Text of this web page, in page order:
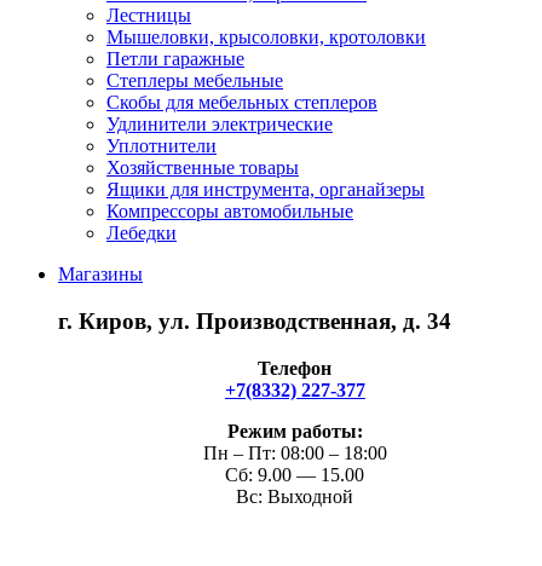
Лестницы
Мышеловки, крысоловки, кротоловки
Петли гаражные
Степлеры мебельные
Скобы для мебельных степлеров
Удлинители электрические
Уплотнители
Хозяйственные товары
Ящики для инструмента, органайзеры
Компрессоры автомобильные
Лебедки
Магазины
г. Киров, ул. Производственная, д. 34
Телефон
+7(8332) 227-377
Режим работы:
Пн – Пт: 08:00 – 18:00
Сб: 9.00 — 15.00
Вс: Выходной